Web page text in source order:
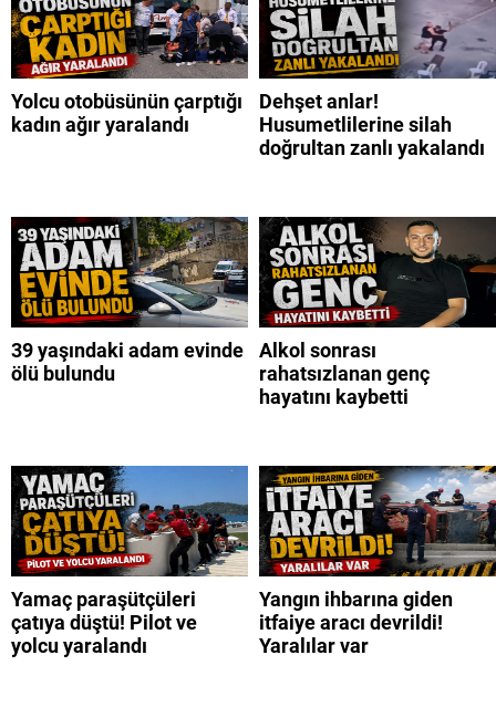
Yolcu otobüsünün çarptığı
kadın ağır yaralandı
Dehşet anlar!
Husumetlilerine silah
doğrultan zanlı yakalandı
39 yaşındaki adam evinde
ölü bulundu
Alkol sonrası
rahatsızlanan genç
hayatını kaybetti
Yamaç paraşütçüleri
çatıya düştü! Pilot ve
yolcu yaralandı
Yangın ihbarına giden
itfaiye aracı devrildi!
Yaralılar var